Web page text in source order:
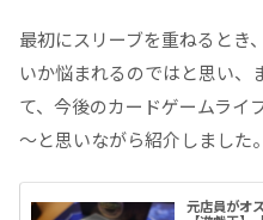
最初にスリーブを重ねるとき
いか悩まれるのではと思い、
て、今後のカードゲームライ
～と思いながら紹介しました。
元店員がオ